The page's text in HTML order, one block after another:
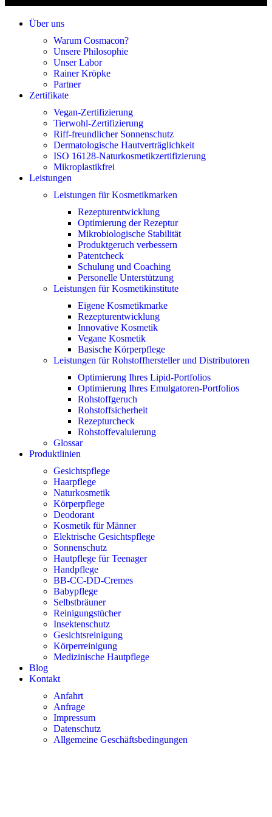
Über uns
Warum Cosmacon?
Unsere Philosophie
Unser Labor
Rainer Kröpke
Partner
Zertifikate
Vegan-Zertifizierung
Tierwohl-Zertifizierung
Riff-freundlicher Sonnenschutz
Dermatologische Hautverträglichkeit
ISO 16128-Naturkosmetikzertifizierung
Mikroplastikfrei
Leistungen
Leistungen für Kosmetikmarken
Rezepturentwicklung
Optimierung der Rezeptur
Mikrobiologische Stabilität
Produktgeruch verbessern
Patentcheck
Schulung und Coaching
Personelle Unterstützung
Leistungen für Kosmetikinstitute
Eigene Kosmetikmarke
Rezepturentwicklung
Innovative Kosmetik
Vegane Kosmetik
Basische Körperpflege
Leistungen für Rohstoffhersteller und Distributoren
Optimierung Ihres Lipid-Portfolios
Optimierung Ihres Emulgatoren-Portfolios
Rohstoffgeruch
Rohstoffsicherheit
Rezepturcheck
Rohstoffevaluierung
Glossar
Produktlinien
Gesichtspflege
Haarpflege
Naturkosmetik
Körperpflege
Deodorant
Kosmetik für Männer
Elektrische Gesichtspflege
Sonnenschutz
Hautpflege für Teenager
Handpflege
BB-CC-DD-Cremes
Babypflege
Selbstbräuner
Reinigungstücher
Insektenschutz
Gesichtsreinigung
Körperreinigung
Medizinische Hautpflege
Blog
Kontakt
Anfahrt
Anfrage
Impressum
Datenschutz
Allgemeine Geschäftsbedingungen